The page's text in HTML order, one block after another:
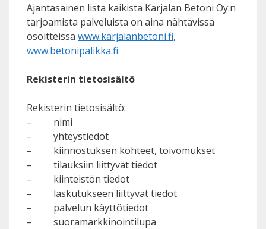
Ajantasainen lista kaikista Karjalan Betoni Oy:n
tarjoamista palveluista on aina nähtävissä
osoitteissa www.karjalanbetoni.fi,
www.betonipalikka.fi
Rekisterin tietosisältö
Rekisterin tietosisältö:
– nimi
– yhteystiedot
– kiinnostuksen kohteet, toivomukset
– tilauksiin liittyvät tiedot
– kiinteistön tiedot
– laskutukseen liittyvät tiedot
– palvelun käyttötiedot
– suoramarkkinointilupa